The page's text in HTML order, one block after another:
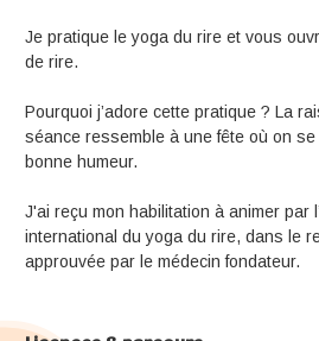
Je pratique le yoga du rire et vous
de rire.
Pourquoi j’adore cette pratique ? La
séance ressemble à une fête où on
bonne humeur.
J'ai reçu mon habilitation à animer par
international du yoga du rire, dans le
approuvée par le médecin fondateur.